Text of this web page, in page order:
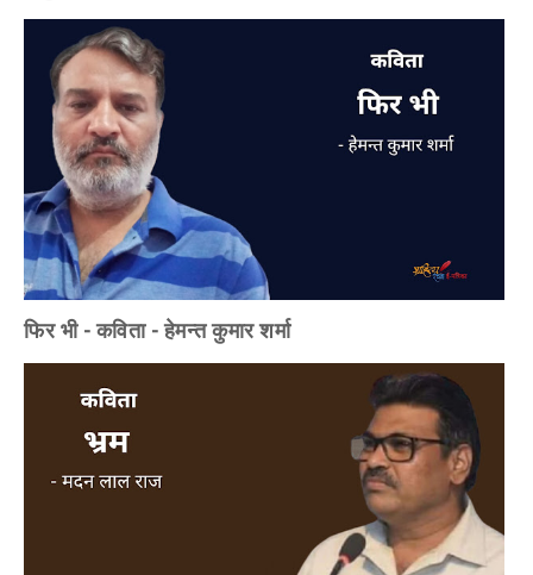
फिर भी - कविता - हेमन्त कुमार शर्मा